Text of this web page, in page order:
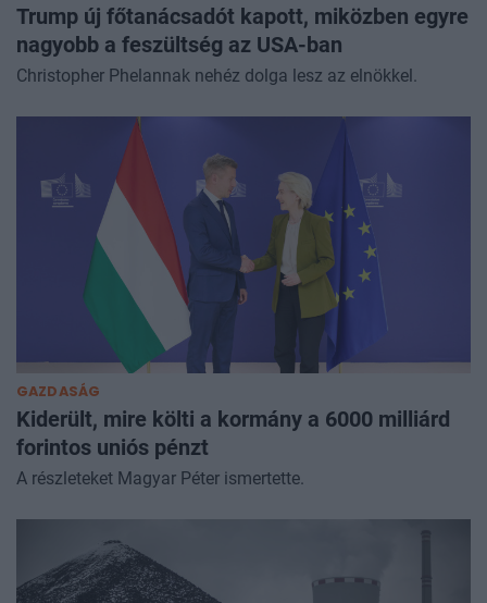
Trump új főtanácsadót kapott, miközben egyre
nagyobb a feszültség az USA-ban
Christopher Phelannak nehéz dolga lesz az elnökkel.
GAZDASÁG
Kiderült, mire költi a kormány a 6000 milliárd
forintos uniós pénzt
A részleteket Magyar Péter ismertette.